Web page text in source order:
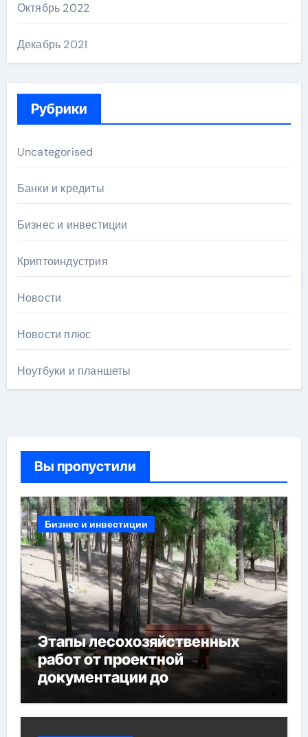
Октябрь 2022
Декабрь 2021
Рубрики
Uncategorised
Банки и кредиты
Бизнес и инвестиции
Криптоиндустрия
Новости
Новости плюс
Ноутбуки и планшеты
Вы пропустили
Бизнес и инвестиции
Этапы лесохозяйственных
работ от проектной
документации до
мероприятий и обустройства